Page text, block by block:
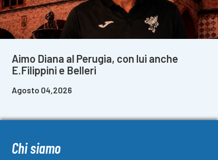
Aimo Diana al Perugia, con lui anche
E.Filippini e Belleri
Agosto 04,2026
Chi siamo